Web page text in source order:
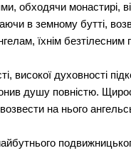
обходячи монастирі,
в земному бутті,
їхнім безтілесним
високої духовності
душу повністю.
на нього